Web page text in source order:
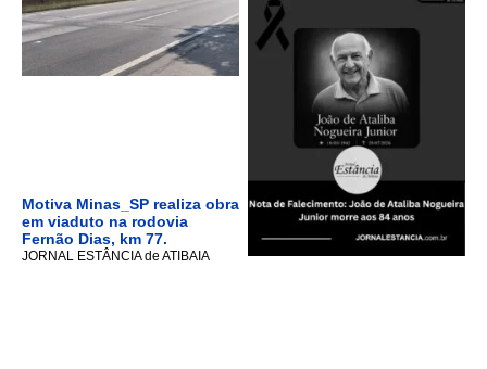
Motiva Minas_SP realiza obra
em viaduto na rodovia
Fernão Dias, km 77.
JORNAL ESTÂNCIA de ATIBAIA